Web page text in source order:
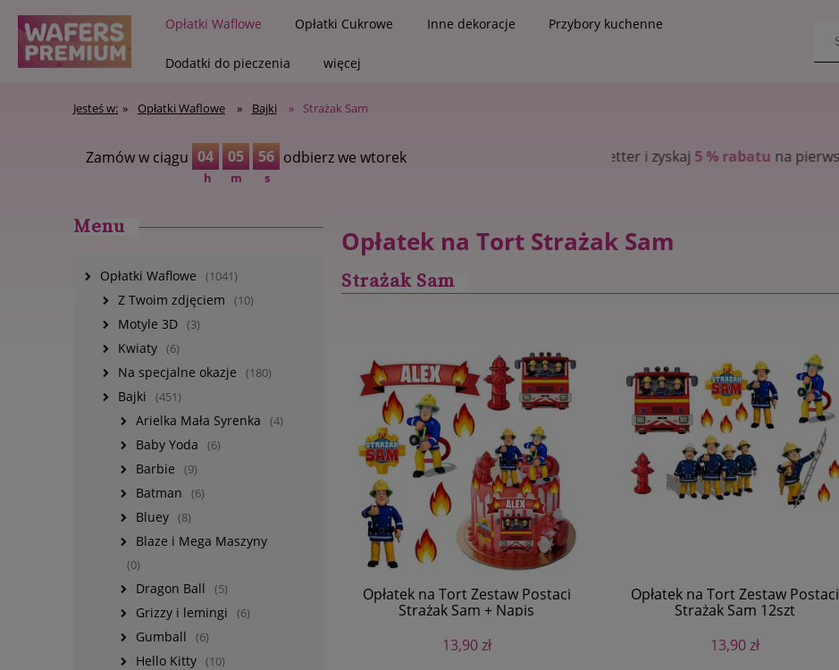
Opłatki Waflowe Opłatki Cukrowe Inne dekoracje Przybory kuchenne
Dodatki do pieczenia więcej
Jesteś w: » Opłatki Waflowe » Bajki » Strażak Sam
Zamów w ciągu 04
h
05
m
55
s
odbierz we wtorek
Zapisz się na newsletter i zyskaj na pierwsze zakupy
Menu
Opłatki Waflowe (1041)
Z Twoim zdjęciem (10)
Motyle 3D (3)
Kwiaty (6)
Na specjalne okazje (180)
Bajki (451)
Arielka Mała Syrenka (4)
Baby Yoda (6)
Barbie (9)
Batman (6)
Bluey (8)
Blaze i Mega Maszyny
(0)
Dragon Ball (5)
Grizzy i lemingi (6)
Gumball (6)
Hello Kitty (10)
Opłatek na Tort Strażak Sam
Strażak Sam
Opłatek na Tort Zestaw Postaci
Strażak Sam + Napis
13,90 zł
Opłatek na Tort Zestaw Postaci
Strażak Sam 12szt
13,90 zł